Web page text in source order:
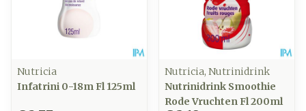
Nutricia
Infatrini 0-18m Fl 125ml
Nutricia, Nutrinidrink
Nutrinidrink Smoothie
Rode Vruchten Fl 200ml